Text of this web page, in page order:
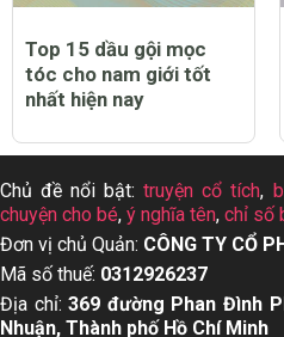
Top 15 dầu gội mọc
tóc cho nam giới tốt
nhất hiện nay